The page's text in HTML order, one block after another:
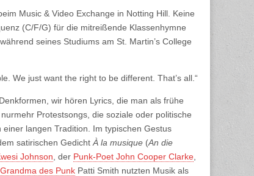
Music & Video Exchange in Notting Hill. Keine
(C/F/G) für die mitreißende Klassenhymne
seines Studiums am St. Martin’s College
We just want the right to be different. That’s all.“
wir hören Lyrics, die man als frühe
Protestsongs, die soziale oder politische
langen Tradition. Im typischen Gestus
satirischen GedichtÀ la musique (An die
Johnson , der Punk-Poet John Cooper Clarke
Grandma des Punk Patti Smith nutzten Musik als